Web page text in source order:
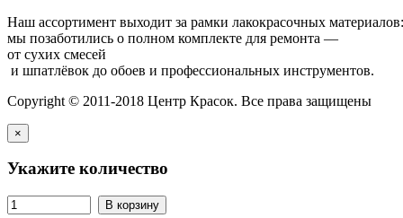
Наш ассортимент выходит за рамки лакокрасочных
мы позаботились о полном комплекте для ремонта —
от сухих смесей
и шпатлёвок до обоев и профессиональных инструментов.
Copyright © 2011-2018 Центр Красок. Все права защищены
×
Укажите количество
В корзину